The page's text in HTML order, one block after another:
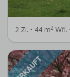
2 Zi. • 44 m2 Wfl.
VERKAUFT